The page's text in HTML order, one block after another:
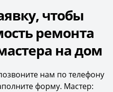
чтобы
ремонта
на дом
нам по телефону
форму. Мастер: